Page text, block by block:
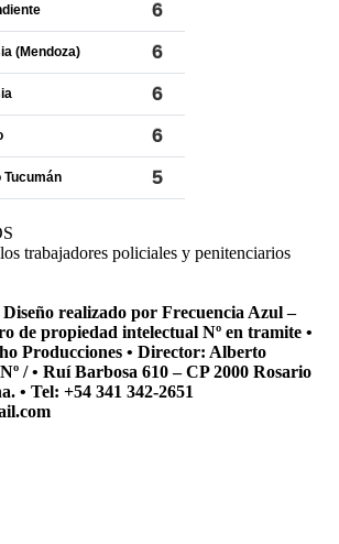
trabajadores policiales y penitenciarios
realizado por Frecuencia Azul –
de propiedad intelectual Nº en tramite •
Producciones • Director: Alberto
/ • Ruí Barbosa 610 – CP 2000 Rosario
• Tel: +54 341 342-2651